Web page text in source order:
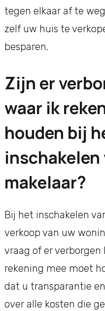
tegen elkaar af te
zelf uw huis te
besparen.
Zijn er
waar ik
houden bij
inschakelen
makelaar?
Bij het inschakelen
verkoop van uw
vraag of er verborgen
rekening mee moet
dat u transparantie
over alle kosten die